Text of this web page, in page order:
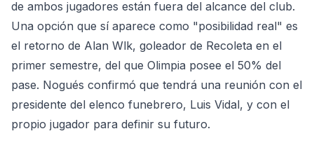
de ambos jugadores están fuera del alcance del club.
Una opción que sí aparece como "posibilidad real" es
el retorno de Alan Wlk, goleador de Recoleta en el
primer semestre, del que Olimpia posee el 50% del
pase. Nogués confirmó que tendrá una reunión con el
presidente del elenco funebrero, Luis Vidal, y con el
propio jugador para definir su futuro.